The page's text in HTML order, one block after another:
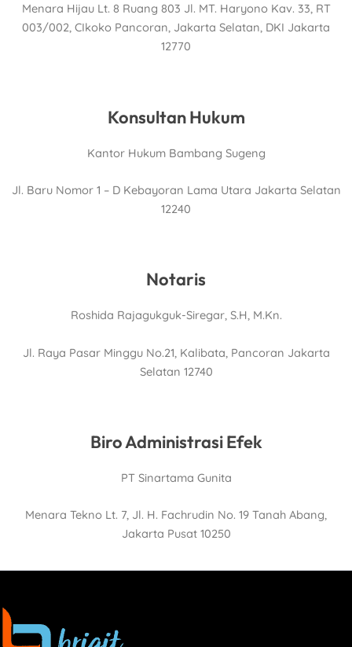
Menara Hijau Lt. 8 Ruang 803 Jl. MT. Haryono Kav. 33, RT
003/002, CIkoko Pancoran, Jakarta Selatan, DKI Jakarta
12770
Konsultan Hukum
Kantor Hukum Bambang Sugeng
Jl. Baru Nomor 1 – D Kebayoran Lama Utara Jakarta Selatan
12240
Notaris
Roshida Rajagukguk-Siregar, S.H, M.Kn.
Jl. Raya Pasar Minggu No.21, Kalibata, Pancoran Jakarta
Selatan 12740
Biro Administrasi Efek
PT Sinartama Gunita
Menara Tekno Lt. 7, Jl. H. Fachrudin No. 19 Tanah Abang,
Jakarta Pusat 10250